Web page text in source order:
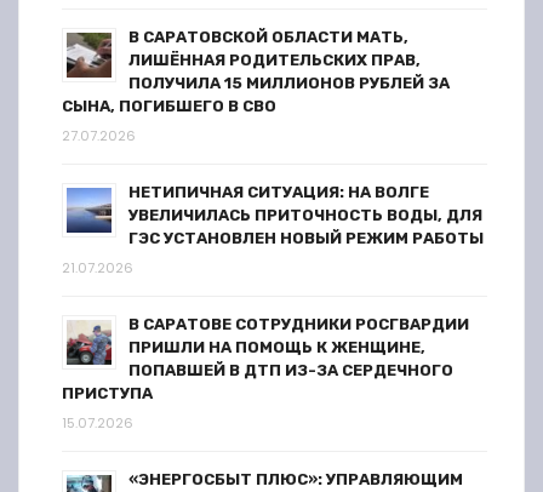
В САРАТОВСКОЙ ОБЛАСТИ МАТЬ,
ЛИШЁННАЯ РОДИТЕЛЬСКИХ ПРАВ,
ПОЛУЧИЛА 15 МИЛЛИОНОВ РУБЛЕЙ ЗА
СЫНА, ПОГИБШЕГО В СВО
27.07.2026
НЕТИПИЧНАЯ СИТУАЦИЯ: НА ВОЛГЕ
УВЕЛИЧИЛАСЬ ПРИТОЧНОСТЬ ВОДЫ, ДЛЯ
ГЭС УСТАНОВЛЕН НОВЫЙ РЕЖИМ РАБОТЫ
21.07.2026
В САРАТОВЕ СОТРУДНИКИ РОСГВАРДИИ
ПРИШЛИ НА ПОМОЩЬ К ЖЕНЩИНЕ,
ПОПАВШЕЙ В ДТП ИЗ-ЗА СЕРДЕЧНОГО
ПРИСТУПА
15.07.2026
«ЭНЕРГОСБЫТ ПЛЮС»: УПРАВЛЯЮЩИМ